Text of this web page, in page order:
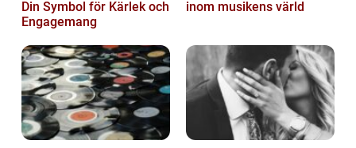
Din Symbol för Kärlek och
Engagemang
inom musikens värld